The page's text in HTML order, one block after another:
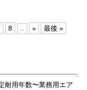
8 ... » 最後 »
耐用年数〜業務用エア